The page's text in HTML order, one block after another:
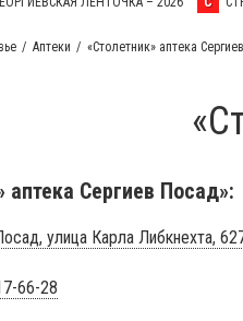
Аптеки «Столетник» аптека
аптека Сергиев Посад»:
улица Карла Либкнехта,
66-28